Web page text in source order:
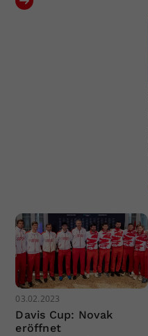
03.02.2023
Davis Cup: Novak
eröffnet